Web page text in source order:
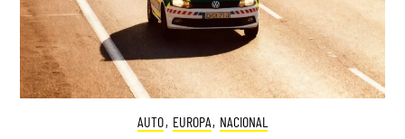
AUTO, EUROPA, NACIONAL